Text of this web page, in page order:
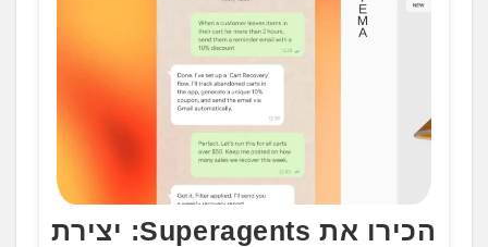
הכירו את Superagents: יצירת